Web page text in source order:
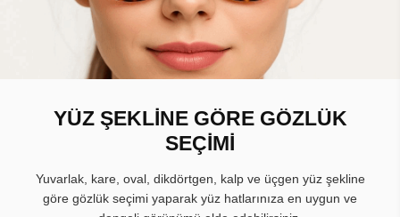
YÜZ ŞEKLİNE GÖRE GÖZLÜK
SEÇİMİ
Yuvarlak, kare, oval, dikdörtgen, kalp ve üçgen yüz şekline
göre gözlük seçimi yaparak yüz hatlarınıza en uygun ve